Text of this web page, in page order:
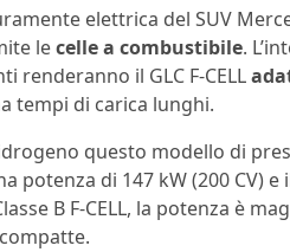
elettrica del SUV
lecelle a combustibile.
renderanno il GLC F-CELL
tempi di carica lunghi.
questo modello di
potenza di 147 kW (200 CV)
B F‑CELL, la potenza è